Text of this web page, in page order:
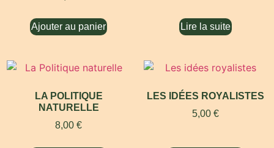
Ajouter au panier Lire la suite
LA POLITIQUE
NATURELLE
8,00 €
LES IDÉES ROYALISTES
5,00 €